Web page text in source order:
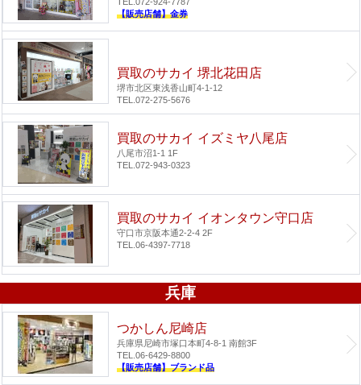
【販売店舗】金券
買取のサカイ 堺北花田店
堺市北区東浅香山町4-1-12
TEL.072-275-5676
買取のサカイ イズミヤ八尾店
八尾市沼1-1 1F
TEL.072-943-0323
買取のサカイ イオンタウン守口店
守口市京阪本通2-2-4 2F
TEL.06-4397-7718
兵庫
つかしん尼崎店
兵庫県尼崎市塚口本町4-8-1 南館3F
TEL.06-6429-8800
【販売店舗】ブランド品